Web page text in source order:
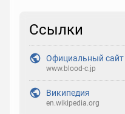
Ссылки
Официальный сайт
www.blood-c.jp
Википедия
en.wikipedia.org